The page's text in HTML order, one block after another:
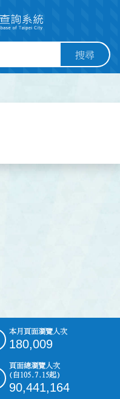
搜尋
本月頁面瀏覽人次
180,009
頁面總瀏覽人次
(自105.7.15起)
90,441,164